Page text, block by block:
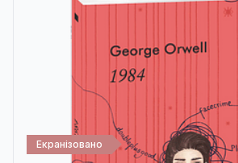
Екранізовано